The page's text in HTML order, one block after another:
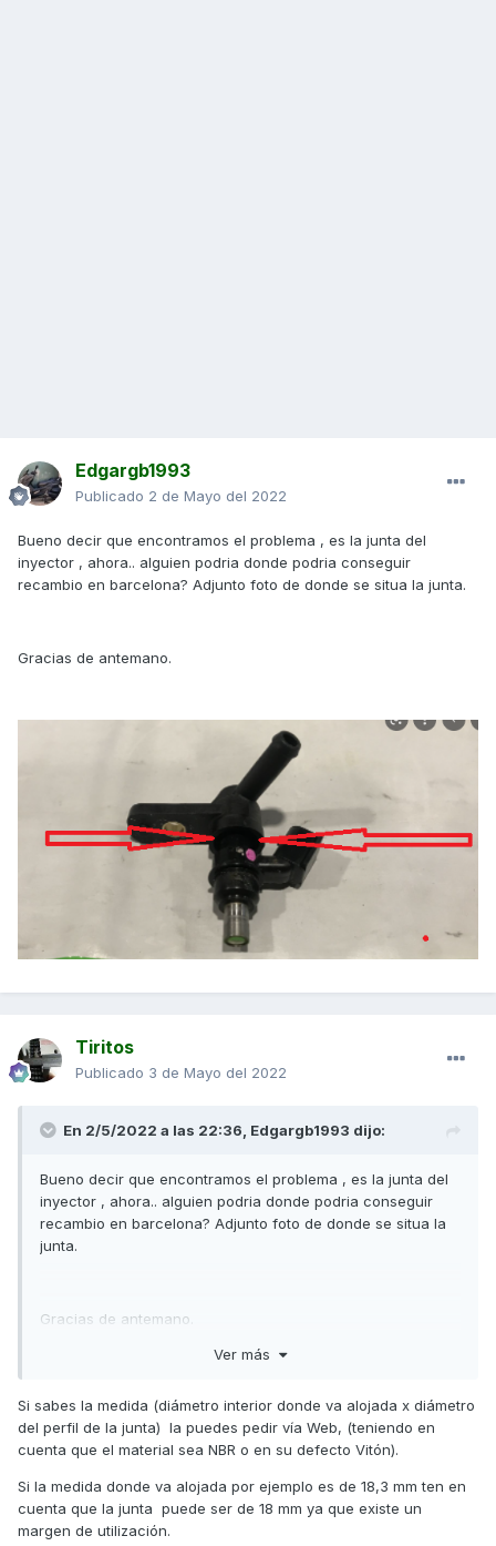
Edgargb1993
Publicado 2 de Mayo del 2022
Bueno decir que encontramos el problema , es la junta del
inyector , ahora.. alguien podria donde podria conseguir
recambio en barcelona? Adjunto foto de donde se situa la junta.
Gracias de antemano.
Tiritos
Publicado 3 de Mayo del 2022
En 2/5/2022 a las 22:36, Edgargb1993 dijo:
Bueno decir que encontramos el problema , es la junta del
inyector , ahora.. alguien podria donde podria conseguir
recambio en barcelona? Adjunto foto de donde se situa la
junta.
Gracias de antemano.
Ver más
Si sabes la medida (diámetro interior donde va alojada x diámetro
del perfil de la junta) la puedes pedir vía Web, (teniendo en
cuenta que el material sea NBR o en su defecto Vitón).
Si la medida donde va alojada por ejemplo es de 18,3 mm ten en
cuenta que la junta puede ser de 18 mm ya que existe un
margen de utilización.